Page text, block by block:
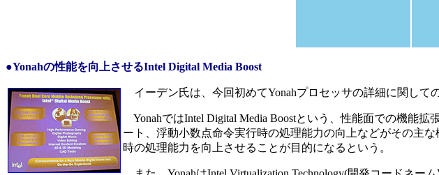
●Yonahの性能を向上させるIntel Digital Media Boost
イーデン氏は、今回初めてYonahプロセッサの詳細に関して
YonahではIntel Digital Media Boostという、性能面での機能拡
ート、浮動小数点命令実行時の処理能力の向上などがその主
時の処理能力を向上させることが目的になるという。